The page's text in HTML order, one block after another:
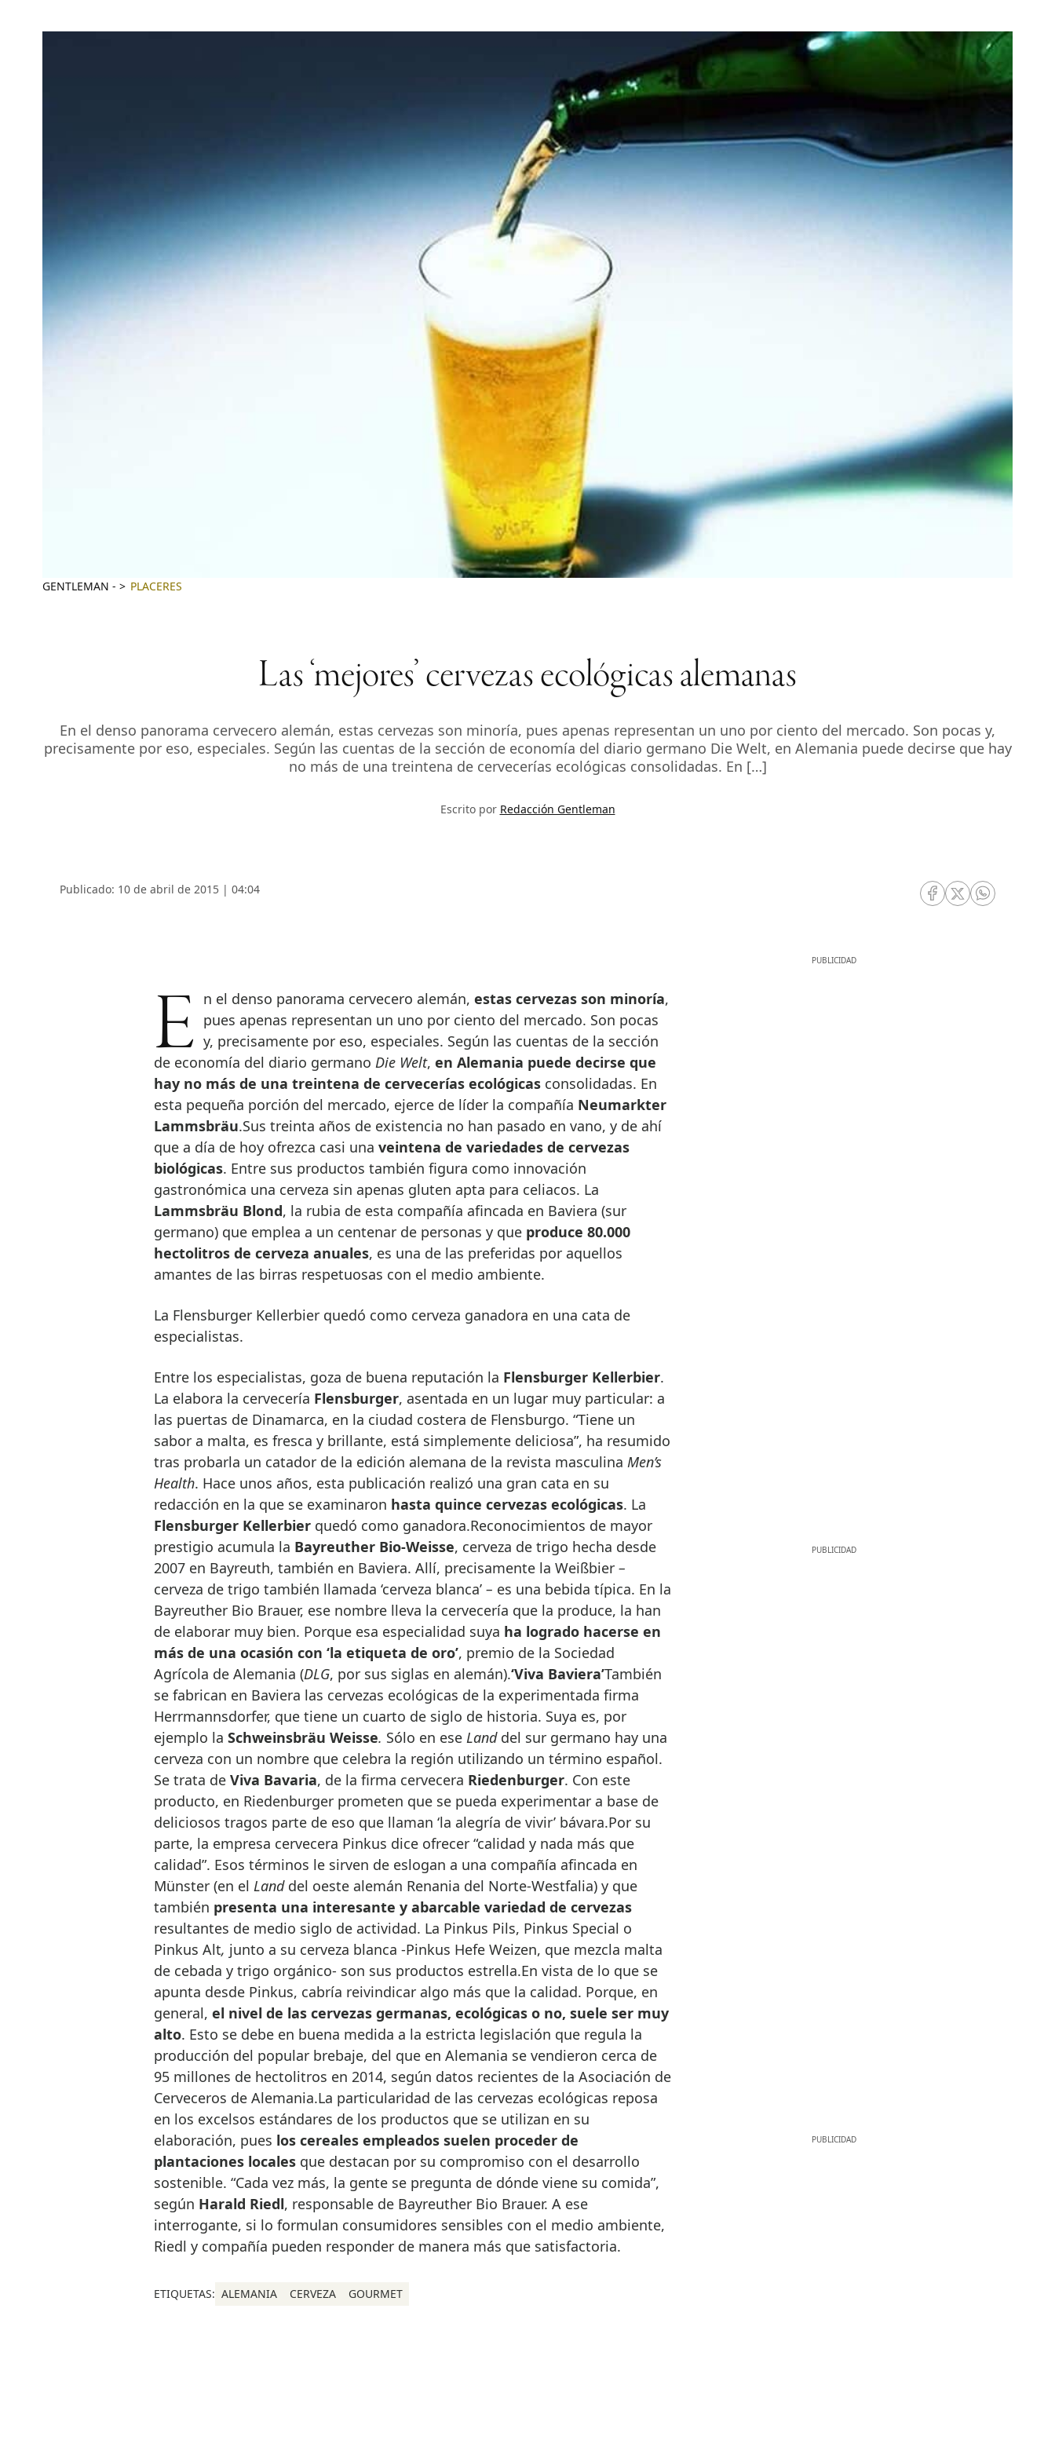
GENTLEMAN - PLACERES
Las ‘mejores’ cervezas ecológicas alemanas
En el denso panorama cervecero alemán, estas cervezas son minoría, pues apenas representan un uno por ciento del mercado. Son pocas y,
precisamente por eso, especiales. Según las cuentas de la sección de economía del diario germano Die Welt, en Alemania puede decirse que hay
no más de una treintena de cervecerías ecológicas consolidadas. En […]
Escrito por Redacción Gentleman
Publicado: 10 de abril de 2015 | 04:04
RRSS Facebook
RRSS Twitter
RRSS
En el denso panorama cervecero alemán, estas cervezas son minoría,
pues apenas representan un uno por ciento del mercado. Son pocas
y, precisamente por eso, especiales. Según las cuentas de la sección
de economía del diario germano Die Welt, en Alemania puede decirse que
hay no más de una treintena de cervecerías ecológicasconsolidadas. En
esta pequeña porción del mercado, ejerce de líder la compañía Neumarkter
Lammsbräu.Sus treinta años de existencia no han pasado en vano, y de ahí
que a día de hoy ofrezca casi una veintena de variedades de cervezas
biológicas. Entre sus productos también figura como innovación
gastronómica una cerveza sin apenas gluten apta para celiacos. La
Lammsbräu Blond, la rubia de esta compañía afincada en Baviera (sur
germano) que emplea a un centenar de personas y que produce 80.000
hectolitros de cerveza anuales, es una de las preferidas por aquellos
amantes de las birras respetuosas con el medio ambiente.
La Flensburger Kellerbier quedó como cerveza ganadora en una cata de
especialistas.
Entre los especialistas, goza de buena reputación la Flensburger Kellerbier.
La elabora la cervecería Flensburger, asentada en un lugar muy particular: a
las puertas de Dinamarca, en la ciudad costera de Flensburgo. “Tiene un
sabor a malta, es fresca y brillante, está simplemente deliciosa”, ha resumido
tras probarla un catador de la edición alemana de la revista masculina Men’s
Health. Hace unos años, esta publicación realizó una gran cata en su
redacción en la que se examinaron hasta quince cervezas ecológicas. La
Flensburger Kellerbierquedó como ganadora.Reconocimientos de mayor
prestigio acumula la Bayreuther Bio-Weisse, cerveza de trigo hecha desde
2007 en Bayreuth, también en Baviera. Allí, precisamente la Weißbier–
cerveza de trigo también llamada ‘cerveza blanca’ – es una bebida típica. En la
Bayreuther Bio Brauer, ese nombre lleva la cervecería que la produce, la han
de elaborar muy bien. Porque esa especialidad suya ha logrado hacerse en
más de una ocasión con ‘la etiqueta de oro’, premio de la Sociedad
Agrícola de Alemania (DLG, por sus siglas en alemán).‘Viva Baviera’También
se fabrican en Baviera las cervezas ecológicas de la experimentada firma
Herrmannsdorfer, que tiene un cuarto de siglo de historia. Suya es, por
ejemplo la Schweinsbräu Weisse. Sólo en ese Land del sur germano hay una
cerveza con un nombre que celebra la región utilizando un término español.
Se trata de Viva Bavaria, de la firma cervecera Riedenburger. Con este
producto, en Riedenburger prometen que se pueda experimentar a base de
deliciosos tragos parte de eso que llaman ‘la alegría de vivir’ bávara.Por su
parte, la empresa cervecera Pinkus dice ofrecer “calidad y nada más que
calidad”. Esos términos le sirven de eslogan a una compañía afincada en
Münster (en el Land del oeste alemán Renania del Norte-Westfalia) y que
también presenta una interesante y abarcable variedad de cervezas
resultantes de medio siglo de actividad. La Pinkus Pils, Pinkus Special o
Pinkus Alt, junto a su cerveza blanca -Pinkus Hefe Weizen, que mezcla malta
de cebada y trigo orgánico- son sus productos estrella.En vista de lo que se
apunta desde Pinkus, cabría reivindicar algo más que la calidad. Porque, en
general, el nivel de las cervezas germanas, ecológicas o no, suele ser muy
alto. Esto se debe en buena medida a la estricta legislación que regula la
producción del popular brebaje, del que en Alemania se vendieron cerca de
95 millones de hectolitros en 2014, según datos recientes de la Asociación de
Cerveceros de Alemania.La particularidad de las cervezas ecológicas reposa
en los excelsos estándares de los productos que se utilizan en su
elaboración, pues los cereales empleados suelen proceder de
plantaciones localesque destacan por su compromiso con el desarrollo
sostenible. “Cada vez más, la gente se pregunta de dónde viene su comida”,
según Harald Riedl, responsable de Bayreuther Bio Brauer. A ese
interrogante, si lo formulan consumidores sensibles con el medio ambiente,
Riedl y compañía pueden responder de manera más que satisfactoria.
ETIQUETAS: ALEMANIA CERVEZA GOURMET